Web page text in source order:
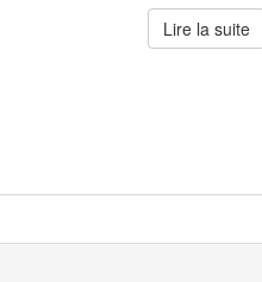
Lire la suite